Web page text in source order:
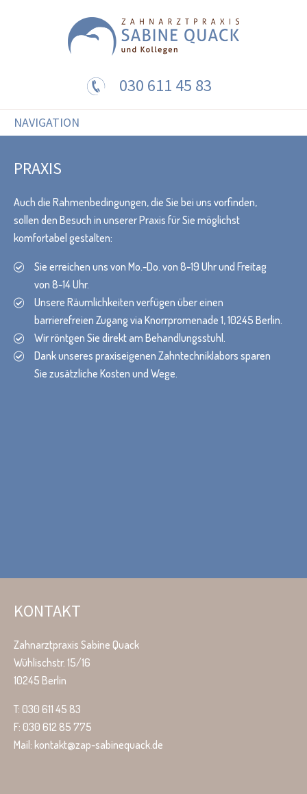
030 611 45 83
NAVIGATION
PRAXIS
Auch die Rahmenbedingungen, die Sie bei uns vorfinden,
sollen den Besuch in unserer Praxis für Sie möglichst
komfortabel gestalten:
Sie erreichen uns von Mo.-Do. von 8-19 Uhr und Freitag
von 8-14 Uhr.
Unsere Räumlichkeiten verfügen über einen
barrierefreien Zugang via Knorrpromenade 1, 10245 Berlin.
Wir röntgen Sie direkt am Behandlungsstuhl.
Dank unseres praxiseigenen Zahntechniklabors sparen
Sie zusätzliche Kosten und Wege.
KONTAKT
Zahnarztpraxis Sabine Quack
Wühlischstr. 15/16
10245 Berlin
T: 030 611 45 83
F: 030 612 85 775
Mail: kontakt@zap-sabinequack.de